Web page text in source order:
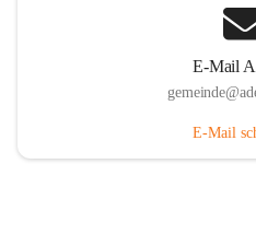
E-Mail
E-Mail